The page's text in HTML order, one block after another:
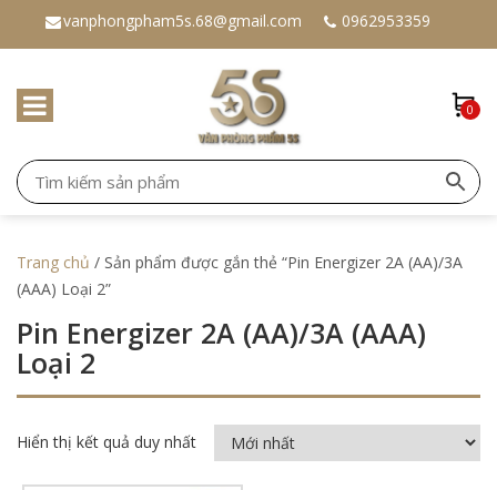
vanphongpham5s.68@gmail.com 0962953359
0
Trang chủ / Sản phẩm được gắn thẻ “Pin Energizer 2A (AA)/3A
(AAA) Loại 2”
Pin Energizer 2A (AA)/3A (AAA)
Loại 2
Hiển thị kết quả duy nhất